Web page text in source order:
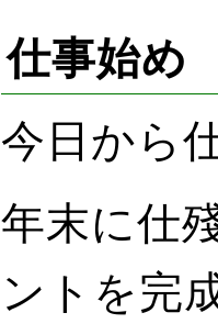
仕事始め
今日から
年末に仕
ントを完